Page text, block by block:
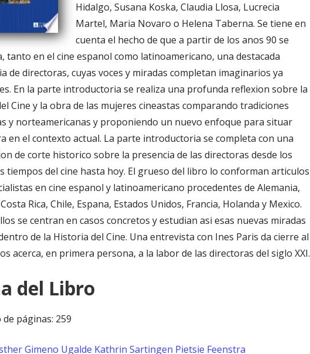
Hidalgo, Susana Koska, Claudia Llosa, Lucrecia
Martel, Maria Novaro o Helena Taberna. Se tiene en
cuenta el hecho de que a partir de los anos 90 se
tanto en el cine espanol como latinoamericano, una destacada
de directoras, cuyas voces y miradas completan imaginarios ya
En la parte introductoria se realiza una profunda reflexion sobre la
Cine y la obra de las mujeres cineastas comparando tradiciones
y norteamericanas y proponiendo un nuevo enfoque para situar
en el contexto actual. La parte introductoria se completa con una
de corte historico sobre la presencia de las directoras desde los
tiempos del cine hasta hoy. El grueso del libro lo conforman articulos
en cine espanol y latinoamericano procedentes de Alemania,
Rica, Chile, Espana, Estados Unidos, Francia, Holanda y Mexico.
se centran en casos concretos y estudian asi esas nuevas miradas
de la Historia del Cine. Una entrevista con Ines Paris da cierre al
acerca, en primera persona, a la labor de las directoras del siglo XXI.
del Libro
páginas: 259
Gimeno Ugalde Kathrin Sartingen Pietsie Feenstra